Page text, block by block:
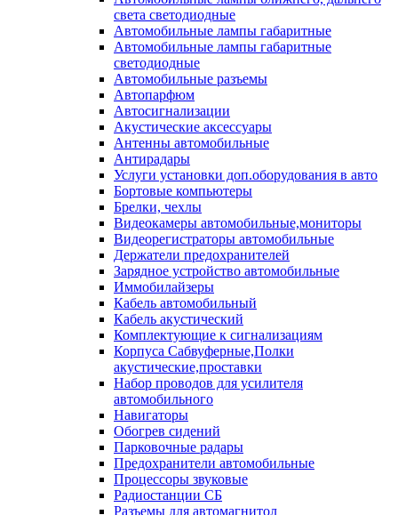
света светодиодные
Автомобильные лампы габаритные
Автомобильные лампы габаритные
светодиодные
Автомобильные разъемы
Автопарфюм
Автосигнализации
Акустические аксессуары
Антенны автомобильные
Антирадары
Услуги установки доп.оборудования в авто
Бортовые компьютеры
Брелки, чехлы
Видеокамеры автомобильные,мониторы
Видеорегистраторы автомобильные
Держатели предохранителей
Зарядное устройство автомобильные
Иммобилайзеры
Кабель автомобильный
Кабель акустический
Комплектующие к сигнализациям
Корпуса Сабвуферные,Полки
акустические,проставки
Набор проводов для усилителя
автомобильного
Навигаторы
Обогрев сидений
Парковочные радары
Предохранители автомобильные
Процессоры звуковые
Радиостанции СБ
Разъемы для автомагнитол